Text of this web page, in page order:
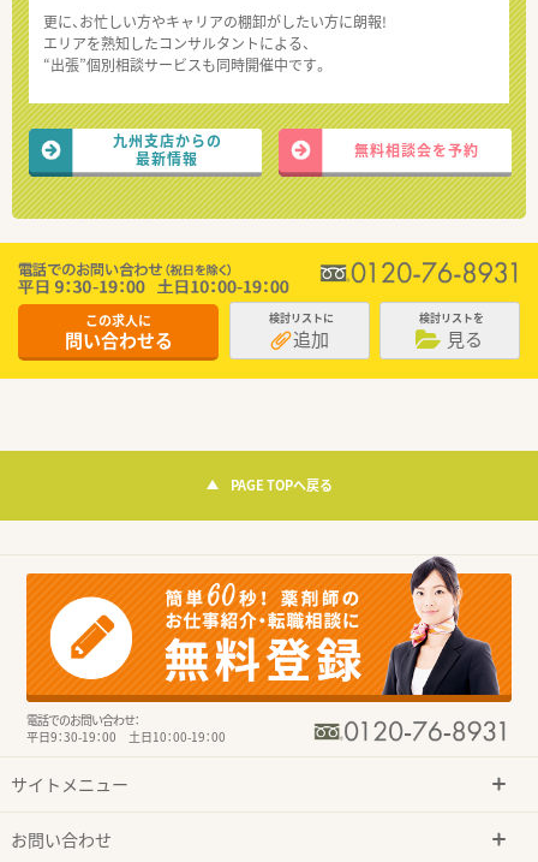
更に、お忙しい方やキャリアの棚卸がしたい方に朗報!
エリアを熟知したコンサルタントによる、
“出張”個別相談サービスも同時開催中です。
九州支店からの
最新情報
無料相談会を予約
この求人に
問い合わせる
検討リストに
追加
検討リストを
見る
PAGE TOPへ戻る
電話でのお問い合わせ：
平日9：30-19：00 土日10：00-19：00
サイトメニュー
お問い合わせ